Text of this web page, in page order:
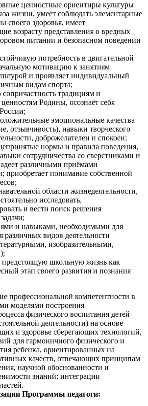
ценностные ориентиры культуры
жизни, умеет соблюдать элементарные
своего здоровья, имеет
возрасту представления о вредных
питании и безопасном поведении
потребность в двигательной
мотивацию к занятиям
и проявляет индивидуальный
видам спорта;
традициям и
Родины, осознаёт себя
эмоциональные качества
отзывчивость), навыки творческого
доброжелателен и спокоен;
нормы и правила поведения,
сотрудничества со сверстниками и
различными приёмами
приобретает понимание собственной
области жизнедеятельности,
исследовать,
и вести поиск решения
и навыками, необходимыми для
различных видов деятельности
изобразительными,
предстоящую школьную жизнь как
этап своего развития и познания
профессиональной компетентности в
моделями построения
физического воспитания детей
деятельности) на основе
и здоровье сберегающих технологий,
для гармоничного физического и
ребенка, ориентированных на
качеств, отвечающих принципам
научной обоснованности и
знаний; интеграции
Программы педагоги: